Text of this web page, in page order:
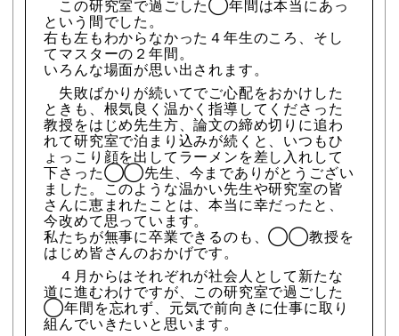
この研究室で過ごした◯年間は本当にあっ
という間でした。
右も左もわからなかった４年生のころ、そし
てマスターの２年間。
いろんな場面が思い出されます。
失敗ばかりが続いてでご心配をおかけした
ときも、根気良く温かく指導してくださった
教授をはじめ先生方、論文の締め切りに追わ
れて研究室で泊まり込みが続くと、いつもひ
ょっこり顔を出してラーメンを差し入れして
下さった◯◯先生、今までありがとうござい
ました。このような温かい先生や研究室の皆
さんに恵まれたことは、本当に幸だったと、
今改めて思っています。
私たちが無事に卒業できるのも、◯◯教授を
はじめ皆さんのおかげです。
４月からはそれぞれが社会人として新たな
道に進むわけですが、この研究室で過ごした
◯年間を忘れず、元気で前向きに仕事に取り
組んでいきたいと思います。